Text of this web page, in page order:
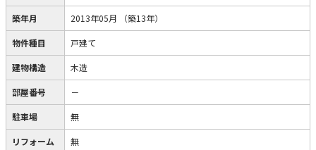
築年月 2013年05月 （築13年）
物件種目 戸建て
建物構造 木造
部屋番号 －
駐車場 無
リフォーム 無